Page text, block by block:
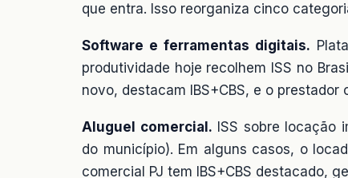
que entra. Isso reorganiza cinco
Software e ferramentas digitais.
produtividade hoje recolhem ISS no
novo, destacam IBS+CBS, e o prestador
Aluguel comercial. ISS sobre locação
do município). Em alguns casos, o
comercial PJ tem IBS+CBS destacado,